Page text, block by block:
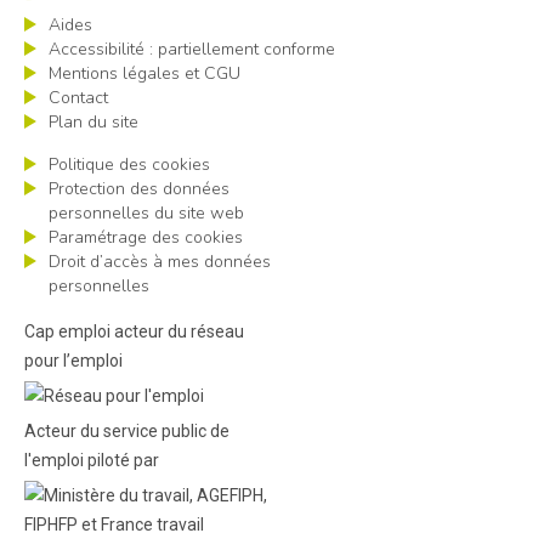
Aides
Accessibilité : partiellement conforme
Mentions légales et CGU
Contact
Plan du site
Politique des cookies
Protection des données
personnelles du site web
Paramétrage des cookies
Droit d’accès à mes données
personnelles
Cap emploi acteur du réseau
pour l’emploi
Acteur du service public de
l'emploi piloté par